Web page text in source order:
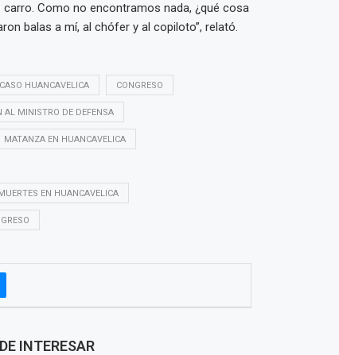
Como no encontramos nada, ¿qué cosa
balas a mí, al chófer y al copiloto”, relató.
CASO HUANCAVELICA CONGRESO
AL MINISTRO DE DEFENSA
MATANZA EN HUANCAVELICA
EN HUANCAVELICA
INTERESAR